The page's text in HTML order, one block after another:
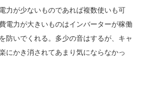
力が少ないものであれば複数使いも可
電力が大きいものはインバーターが稼働
防いでくれる。多少の音はするが、キャ
にかき消されてあまり気にならなかっ